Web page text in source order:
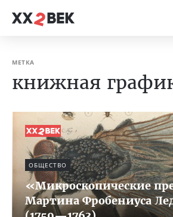
МЕТКА
книжная
ОБЩЕСТВО
«Микроскопические
Мартина Фробениуса